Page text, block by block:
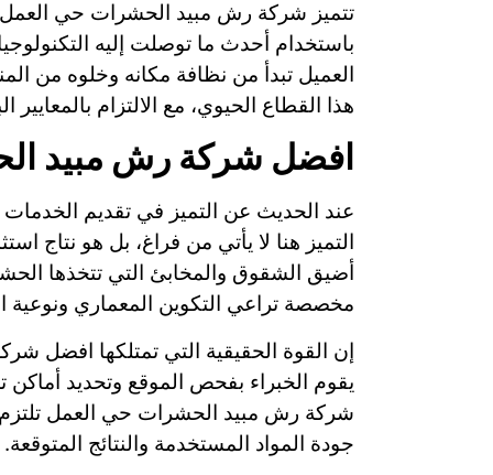
تتميز شركة رش مبيد الحشرات حي العمل
باستخدام أحدث ما توصلت إليه
العميل تبدأ من نظافة مكانه وخلوه من
هذا القطاع الحيوي، مع الالتزام
افضل شركة رش مبيد
عند الحديث عن التميز في تقديم
التميز هنا لا يأتي من فراغ، بل هو نتاج
أضيق الشقوق والمخابئ التي تتخذها
مخصصة تراعي التكوين المعماري ونوعية
إن القوة الحقيقية التي تمتلكها افضل
يقوم الخبراء بفحص الموقع وتحديد أماكن
شركة رش مبيد الحشرات حي العمل تلتزم
جودة المواد المستخدمة والنتائج المتوقعة.